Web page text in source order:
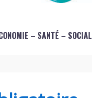
– SANTÉ – SOCIAL